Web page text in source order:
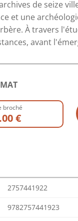
de seize
et une
À travers
avant
broché
€
2757441922
9782757441923